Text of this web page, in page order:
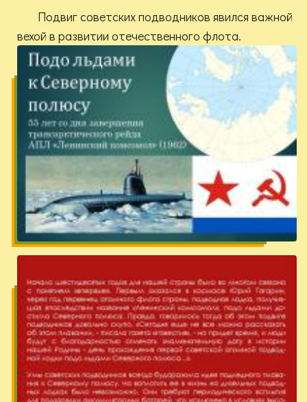
Подвиг советских подводников явился важной
вехой в развитии отечественного флота.